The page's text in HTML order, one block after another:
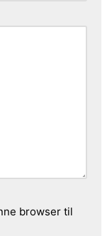
browser til